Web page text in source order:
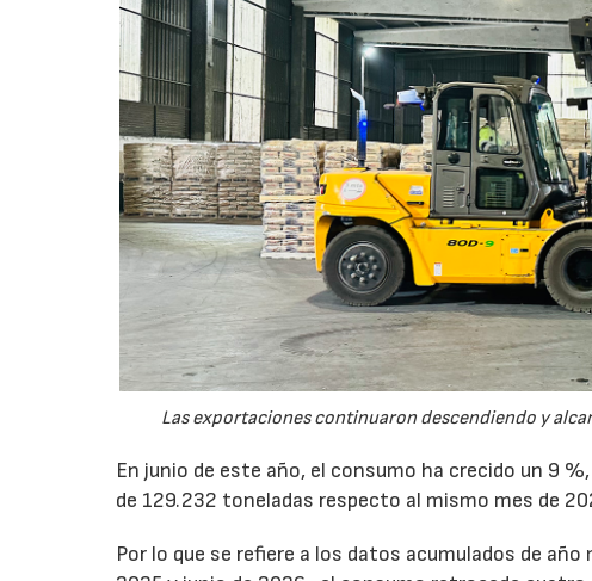
Las exportaciones continuaron descendiendo y
En junio de este año, el consumo ha crecido un 9
de 129.232 toneladas respecto al mismo mes de
Por lo que se refiere a los datos acumulados de